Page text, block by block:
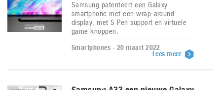
Samsung patenteert een Galaxy
smartphone met een wrap-around
display, met S Pen support en virtuele
game knoppen.
Smartphones - 20 maart 2022
Lees meer